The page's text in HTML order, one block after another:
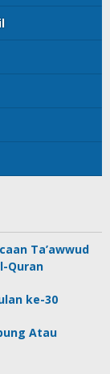
Ta’awwud
Quran
ke-30
Atau